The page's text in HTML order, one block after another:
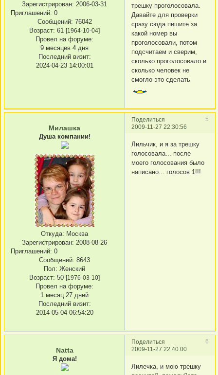
Зарегистрирован: 2006-03-31
Приглашений: 0
Сообщений: 76042
Возраст: 61 [1964-10-04]
Провел на форуме:
9 месяцев 4 дня
Последний визит:
2024-04-23 14:00:01
трешку проголосовала.
Давайте для проверки
сразу сюда пишите за
какой номер вы
проголосовали, потом
подсчитаем и сверим,
сколько проголосовало и
сколько человек не
смогло это сделать
Поделиться
5
2009-11-27 22:30:56
Милашка
Душа компании!
Откуда: Москва
Зарегистрирован: 2008-08-26
Приглашений: 0
Сообщений: 8643
Пол: Женский
Возраст: 50 [1976-03-10]
Провел на форуме:
1 месяц 27 дней
Последний визит:
2014-05-04 06:54:20
Лильчик, и я за трешку
голосовала... после
моего голосования было
написано... голосов 1!!!
Поделиться
6
2009-11-27 22:40:00
Natta
Я дома!
Лилечка, и мою трешку